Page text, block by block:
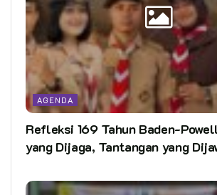
AGENDA
Refleksi 169 Tahun Baden-
yang Dijaga, Tantangan yang